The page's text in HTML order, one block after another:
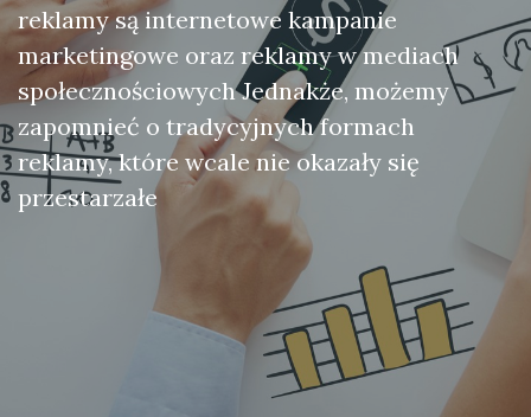
reklamy są internetowe kampanie
marketingowe oraz reklamy w mediach
społecznościowych Jednakże, możemy
zapomnieć o tradycyjnych formach
reklamy, które wcale nie okazały się
przestarzałe